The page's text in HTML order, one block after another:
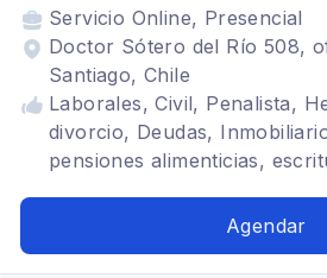
Servicio Online, Presencial
Doctor Sótero del Río 508,
Santiago, Chile
Laborales, Civil, Penalista,
divorcio, Deudas,
pensiones alimenticias,
Agendar